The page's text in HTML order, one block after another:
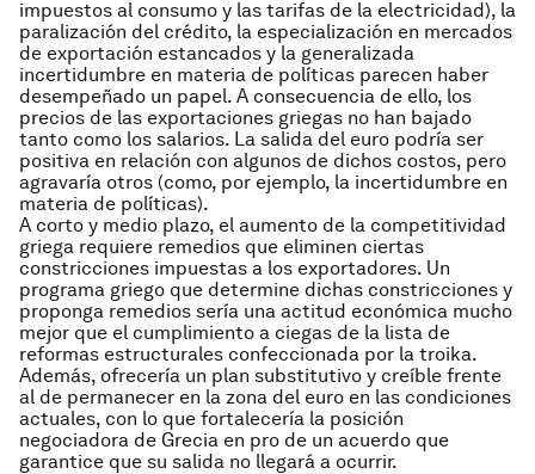
impuestos al consumo y las tarifas de la electricidad), la
paralización del crédito, la especialización en mercados
de exportación estancados y la generalizada
incertidumbre en materia de políticas parecen haber
desempeñado un papel. A consecuencia de ello, los
precios de las exportaciones griegas no han bajado
tanto como los salarios. La salida del euro podría ser
positiva en relación con algunos de dichos costos, pero
agravaría otros (como, por ejemplo, la incertidumbre en
materia de políticas).
A corto y medio plazo, el aumento de la competitividad
griega requiere remedios que eliminen ciertas
constricciones impuestas a los exportadores. Un
programa griego que determine dichas constricciones y
proponga remedios sería una actitud económica mucho
mejor que el cumplimiento a ciegas de la lista de
reformas estructurales confeccionada por la troika.
Además, ofrecería un plan substitutivo y creíble frente
al de permanecer en la zona del euro en las condiciones
actuales, con lo que fortalecería la posición
negociadora de Grecia en pro de un acuerdo que
garantice que su salida no llegará a ocurrir.